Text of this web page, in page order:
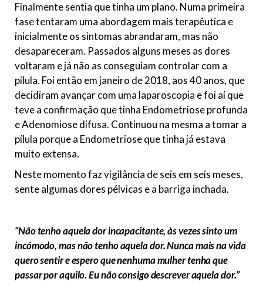
Finalmente sentia que tinha um plano. Numa primeira
fase tentaram uma abordagem mais terapêutica e
inicialmente os sintomas abrandaram, mas não
desapareceram. Passados alguns meses as dores
voltaram e já não as conseguiam controlar com a
pílula. Foi então em janeiro de 2018, aos 40 anos, que
decidiram avançar com uma laparoscopia e foi aí que
teve a confirmação que tinha Endometriose profunda
e Adenomiose difusa. Continuou na mesma a tomar a
pílula porque a Endometriose que tinha já estava
muito extensa.
Neste momento faz vigilância de seis em seis meses,
sente algumas dores pélvicas e a barriga inchada.
“Não tenho aquela dor incapacitante, às vezes sinto um
incómodo, mas não tenho aquela dor. Nunca mais na vida
quero sentir e espero que nenhuma mulher tenha que
passar por aquilo. Eu não consigo descrever aquela dor.”